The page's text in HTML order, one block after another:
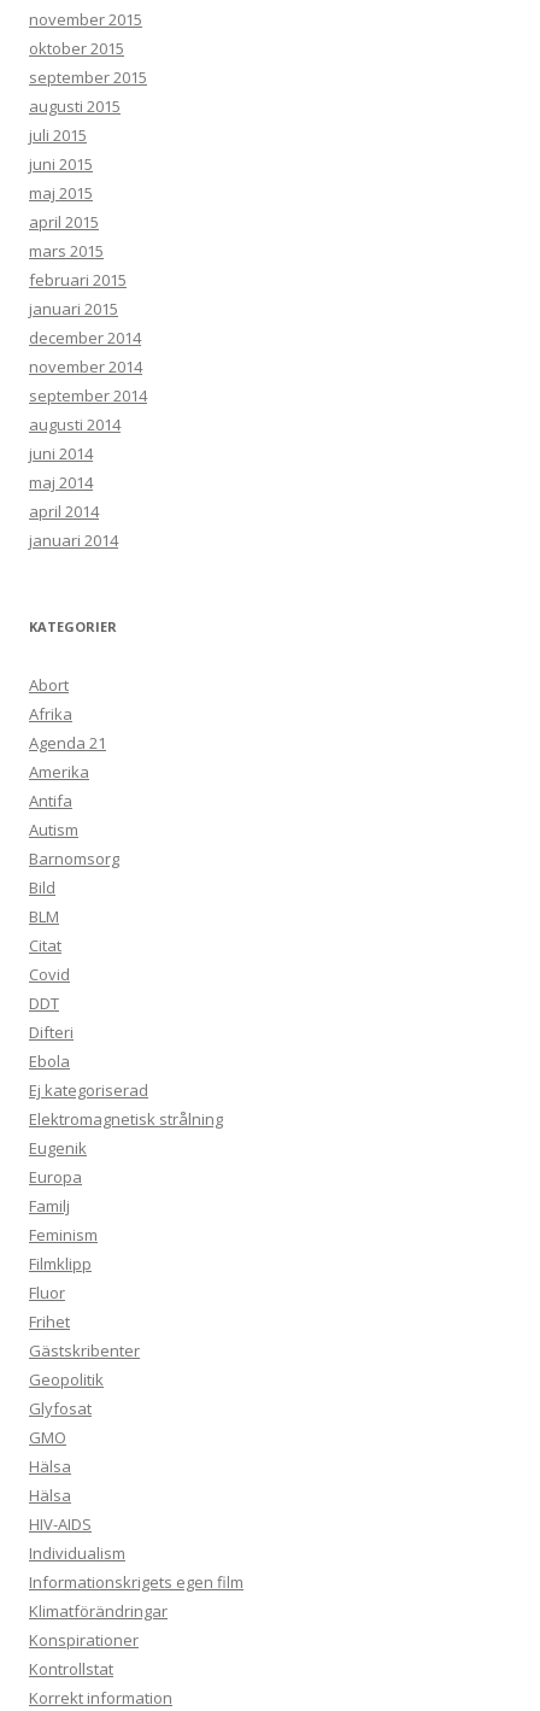
november 2015
oktober 2015
september 2015
augusti 2015
juli 2015
juni 2015
maj 2015
april 2015
mars 2015
februari 2015
januari 2015
december 2014
november 2014
september 2014
augusti 2014
juni 2014
maj 2014
april 2014
januari 2014
KATEGORIER
Abort
Afrika
Agenda 21
Amerika
Antifa
Autism
Barnomsorg
Bild
BLM
Citat
Covid
DDT
Difteri
Ebola
Ej kategoriserad
Elektromagnetisk strålning
Eugenik
Europa
Familj
Feminism
Filmklipp
Fluor
Frihet
Gästskribenter
Geopolitik
Glyfosat
GMO
Hälsa
Hälsa
HIV-AIDS
Individualism
Informationskrigets egen film
Klimatförändringar
Konspirationer
Kontrollstat
Korrekt information